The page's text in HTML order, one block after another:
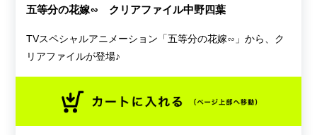
五等分の花嫁∽ クリアファイル中野四葉
TVスペシャルアニメーション「五等分の花嫁∽」から、ク
リアファイルが登場♪